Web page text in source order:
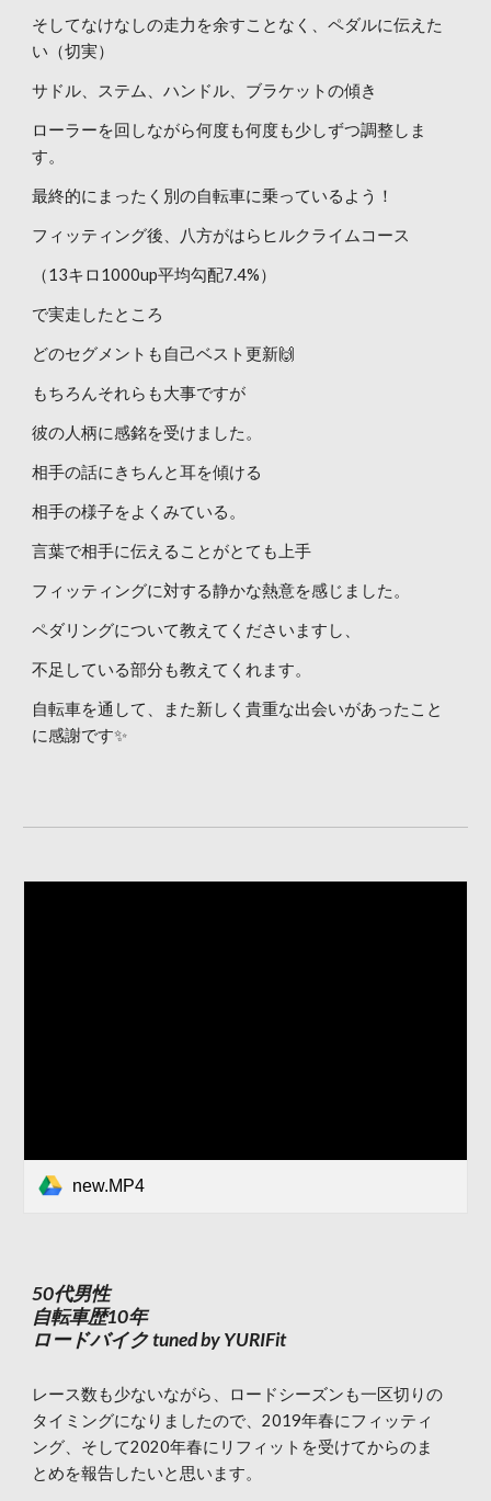
そしてなけなしの走力を余すことなく、ペダルに伝えた
い（切実）
サドル、ステム、ハンドル、ブラケットの傾き
ローラーを回しながら何度も何度も少しずつ調整しま
す。
最終的にまったく別の自転車に乗っているよう！
フィッティング後、八方がはらヒルクライムコース
（13キロ1000up平均勾配7.4%）
で実走したところ
どのセグメントも自己ベスト更新🙌
もちろんそれらも大事ですが
彼の人柄に感銘を受けました。
相手の話にきちんと耳を傾ける
相手の様子をよくみている。
言葉で相手に伝えることがとても上手
フィッティングに対する静かな熱意を感じました。
ペダリングについて教えてくださいますし、
不足している部分も教えてくれます。
自転車を通して、また新しく貴重な出会いがあったこと
に感謝です✨
new.MP4
50代男性
自転車歴10年
ロードバイク tuned by YURIFit
レース数も少ないながら、ロードシーズンも一区切りの
タイミングになりましたので、2019年春にフィッティ
ング、そして2020年春にリフィットを受けてからのま
とめを報告したいと思います。